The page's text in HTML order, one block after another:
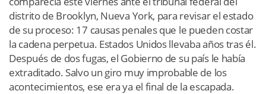
distrito de Brooklyn, Nueva York, para revisar el estado
de su proceso: 17 causas penales que le pueden costar
la cadena perpetua. Estados Unidos llevaba años tras él.
Después de dos fugas, el Gobierno de su país le había
extraditado. Salvo un giro muy improbable de los
acontecimientos, ese era ya el final de la escapada.